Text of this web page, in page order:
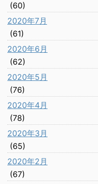
(60)
2020年7月
(61)
2020年6月
(62)
2020年5月
(76)
2020年4月
(78)
2020年3月
(65)
2020年2月
(67)